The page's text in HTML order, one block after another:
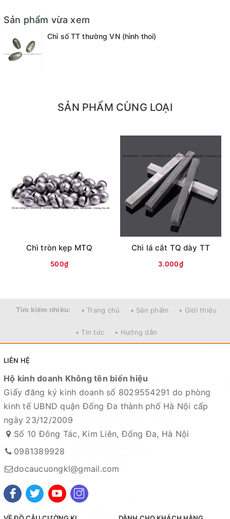
: 098.138.9928 - 098.902.9066 - 090.565.6668 -
CAM KẾT CỦA CỬA HÀNG CHÚNG TÔI
Đồ câu chính hãng, đúng thông tin mô tả và sản phẩm
đặt mua của khách hàng
Ảnh sản phẩm là cửa hàng 100% tự tay chụp nên mọi
thông tin và ảnh đều phù hợp với sản phẩm thực tế
Nếu sản phẩm bị lỗi hoặc xảy ra sự cố trong quá trình
vận chuyển, sử dụng. Chúng tôi sẽ hỗ trợ ngay cho quý
Fanpage :
Đồ câu Cường KL
- Sendo:https://www.sendo.vn/shop/do-cau-cuong-kl
- Lazada:https://www.lazada.vn/shop/do-cau-cuong-
kl"
- Zalo OA:https://zalo.me/4190676579548541614
Địa chỉ cửa hàng : Số 10 Đông Tác, Kim Liên, Đống Đa,
Chuyên sỉ lẻ toàn quốc - Giao hàng toàn quốc - Nhận
Sản phẩm vừa xem
Chì số TT thường VN (hình thoi)
SẢN PHẨM CÙNG LOẠI
Chì tròn kẹp MTQ
500₫
Chì lá cắt TQ dày TT
3.000₫
Tìm kiếm nhiều: • Trang chủ • Sản phẩm • Giới thiệu
• Tin tức • Hướng dẫn
LIÊN HỆ
Hộ kinh doanh Không tên biển hiệu
Giấy đăng ký kinh doanh số 8029554291 do phòng
kinh tế UBND quận Đống Đa thành phố Hà Nội cấp
ngày 23/12/2009
Số 10 Đông Tác, Kim Liên, Đống Đa, Hà Nội
0981389928
docaucuongkl@gmail.com